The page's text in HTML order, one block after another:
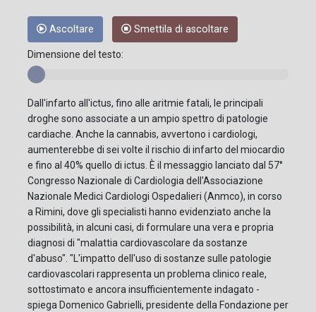
Ascoltare Smettila di ascoltare
Dimensione del testo:
Dall'infarto all'ictus, fino alle aritmie fatali, le principali
droghe sono associate a un ampio spettro di patologie
cardiache. Anche la cannabis, avvertono i cardiologi,
aumenterebbe di sei volte il rischio di infarto del miocardio
e fino al 40% quello di ictus. È il messaggio lanciato dal 57°
Congresso Nazionale di Cardiologia dell'Associazione
Nazionale Medici Cardiologi Ospedalieri (Anmco), in corso
a Rimini, dove gli specialisti hanno evidenziato anche la
possibilità, in alcuni casi, di formulare una vera e propria
diagnosi di "malattia cardiovascolare da sostanze
d'abuso". "L'impatto dell'uso di sostanze sulle patologie
cardiovascolari rappresenta un problema clinico reale,
sottostimato e ancora insufficientemente indagato -
spiega Domenico Gabrielli, presidente della Fondazione per